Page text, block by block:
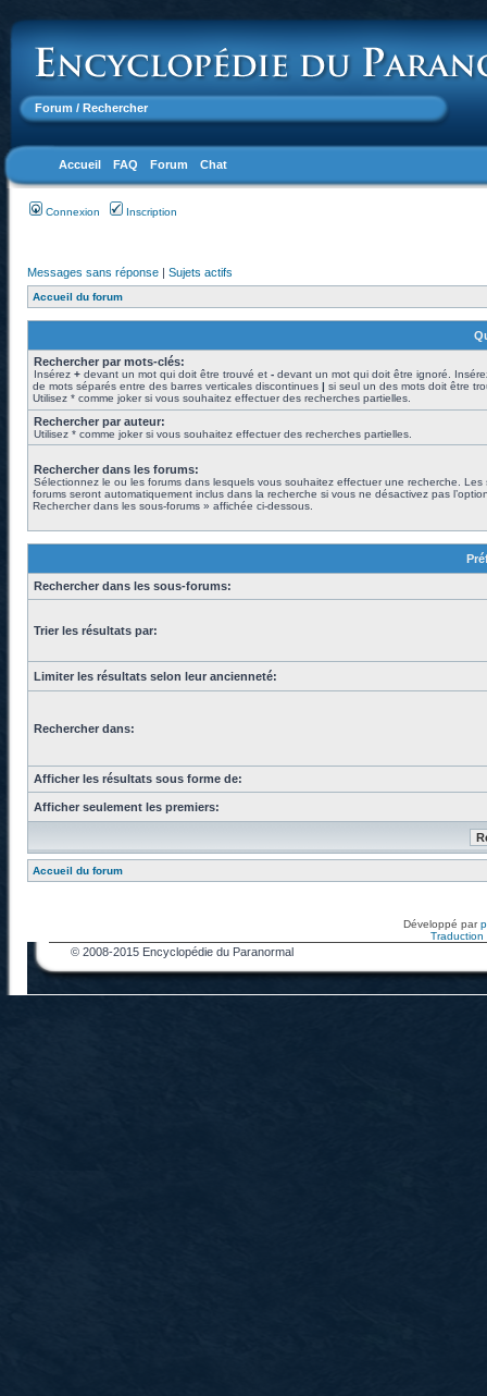
Forum / Rechercher
Accueil FAQ Forum Chat
Connexion Inscription
Messages sans réponse | Sujets actifs
Accueil du forum
Rechercher par mots-clés:
Insérez + devant un mot qui doit être trouvé et - devant un mot qui doit être ignoré.
de mots séparés entre des barres verticales discontinues | si seul un des mots doit être
Utilisez * comme joker si vous souhaitez effectuer des recherches partielles.
Rechercher par auteur:
Utilisez * comme joker si vous souhaitez effectuer des recherches partielles.
Rechercher dans les forums:
Sélectionnez le ou les forums dans lesquels vous souhaitez effectuer une recherche. Les
forums seront automatiquement inclus dans la recherche si vous ne désactivez pas
Rechercher dans les sous-forums » affichée ci-dessous.
Rechercher dans les sous-forums:
Trier les résultats par:
Limiter les résultats selon leur ancienneté:
Rechercher dans:
Afficher les résultats sous forme de:
Afficher seulement les premiers:
Accueil du forum
Développé par
Traduction
© 2008-2015 Encyclopédie du Paranormal